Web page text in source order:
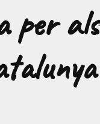
per als